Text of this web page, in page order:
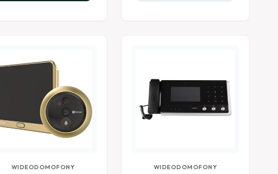
WIDEODOMOFONY WIDEODOMOFONY